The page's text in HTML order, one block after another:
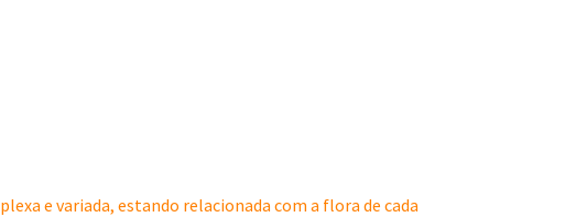
e variada, estando relacionada com a flora de cada